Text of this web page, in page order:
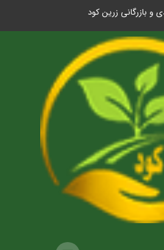
و بازرگانی زرین کود